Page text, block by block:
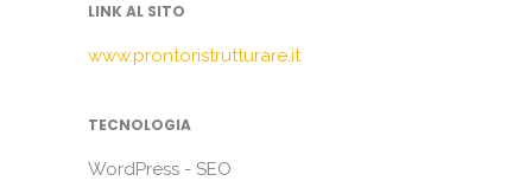
LINK AL SITO
www.prontoristrutturare.it
TECNOLOGIA
WordPress - SEO